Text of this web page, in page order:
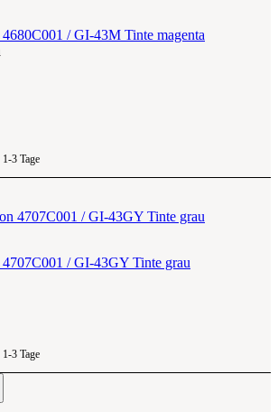
/ GI-43M Tinte magenta
3 Tage
/ GI-43GY Tinte grau
3 Tage